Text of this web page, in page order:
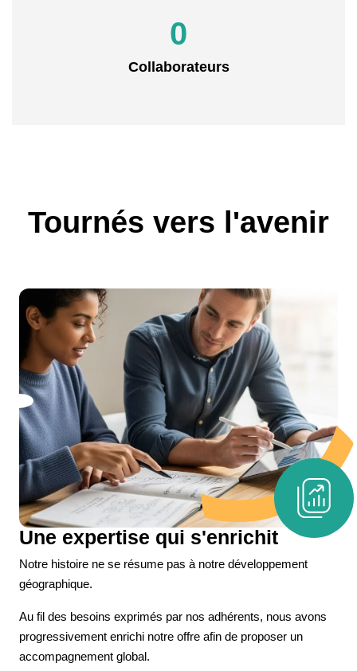
Collaborateurs
0
Tournés vers l'avenir
Une expertise qui s'enrichit
Notre histoire ne se résume pas à notre développement
géographique.
Au fil des besoins exprimés par nos adhérents, nous avons
progressivement enrichi notre offre afin de proposer un
accompagnement global.